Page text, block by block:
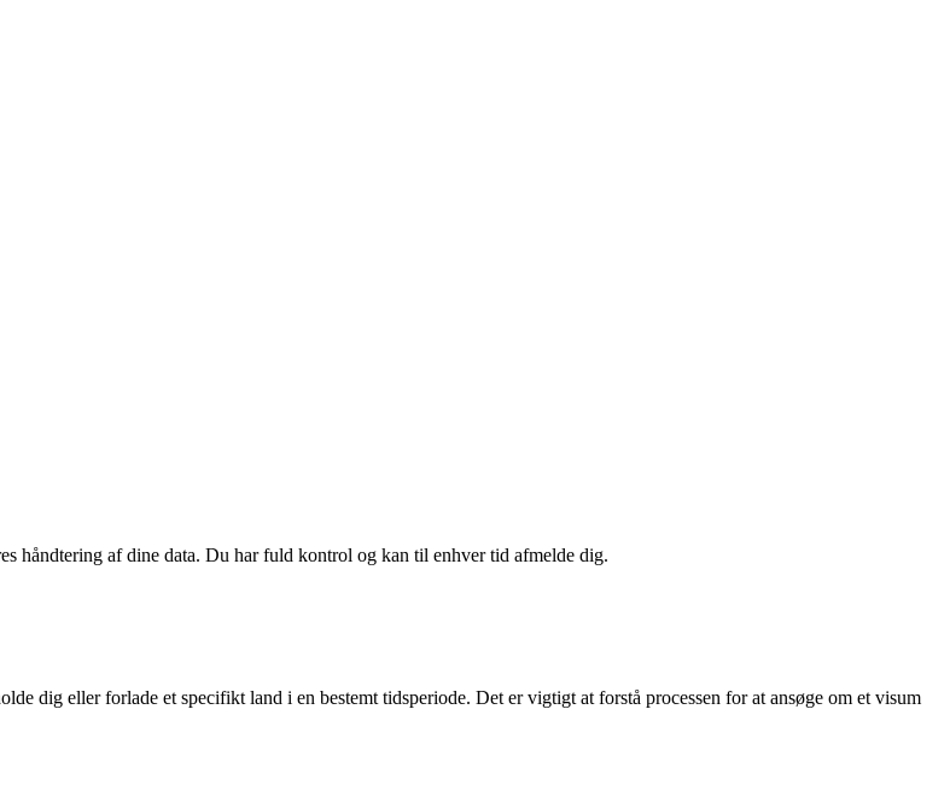
håndtering af dine data. Du har fuld kontrol og kan til enhver tid afmelde dig.
dig eller forlade et specifikt land i en bestemt tidsperiode. Det er vigtigt at forstå processen for at ansøge om et visum